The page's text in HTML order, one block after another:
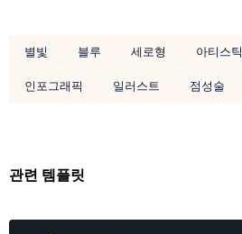
별빛 블루 세로형 아티스틱
인포그래픽
일러스트 점성술
관련 템플릿